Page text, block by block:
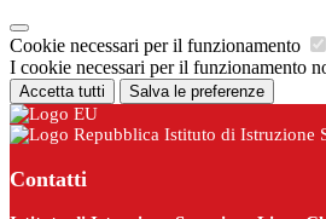
Cookie necessari per il funzionamento
I cookie necessari per il funzionamento
Accetta tutti Salva le preferenze
Istituto di Istruzione
Contatti